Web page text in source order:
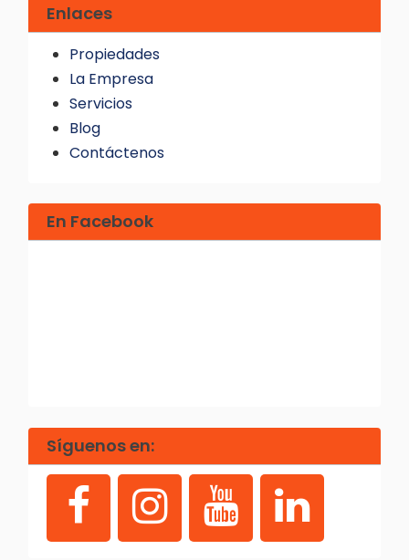
Enlaces
Propiedades
La Empresa
Servicios
Blog
Contáctenos
En Facebook
Síguenos en: